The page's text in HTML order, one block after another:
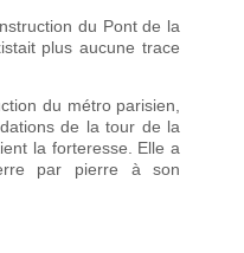
du Pont de la
plus aucune trace
du métro parisien,
de la tour de la
la forteresse. Elle a
par pierre à son